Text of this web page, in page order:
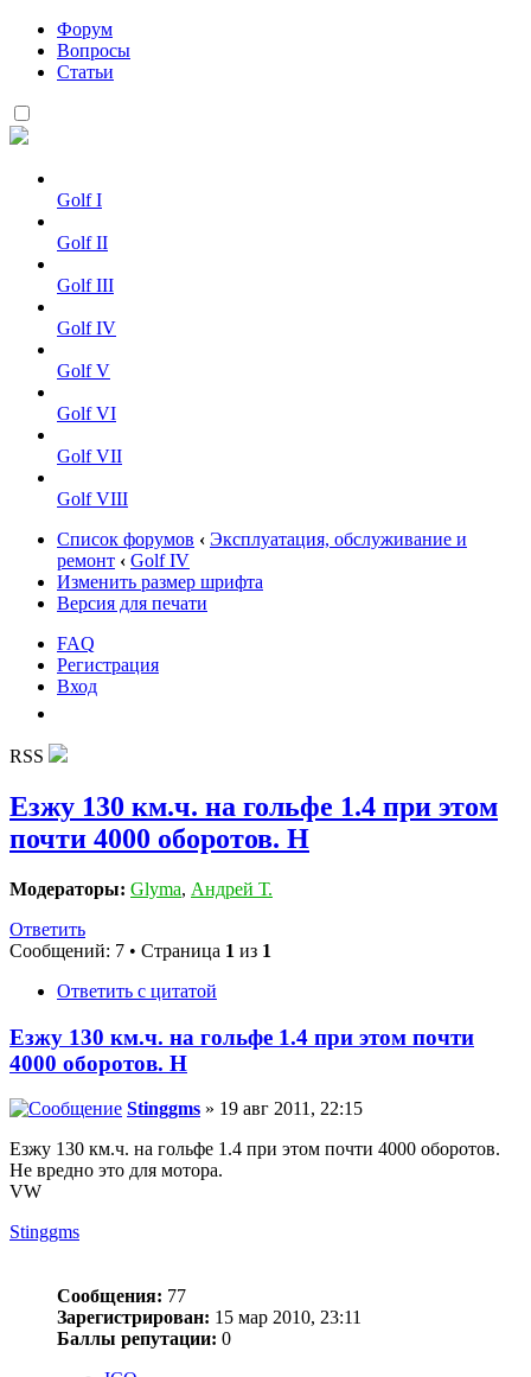
Форум
Вопросы
Статьи
Golf I
Golf II
Golf III
Golf IV
Golf V
Golf VI
Golf VII
Golf VIII
Список форумов ‹ Эксплуатация, обслуживание и
ремонт ‹ Golf IV
Изменить размер шрифта
Версия для печати
FAQ
Регистрация
Вход
RSS
Езжу 130 км.ч. на гольфе 1.4 при этом
почти 4000 оборотов. Н
Модераторы: Glyma, Андрей Т.
Ответить
Сообщений: 7 • Страница 1 из 1
Ответить с цитатой
Езжу 130 км.ч. на гольфе 1.4 при этом почти
4000 оборотов. Н
Stinggms » 19 авг 2011, 22:15
Езжу 130 км.ч. на гольфе 1.4 при этом почти 4000 оборотов.
Не вредно это для мотора.
VW
Stinggms
Сообщения: 77
Зарегистрирован: 15 мар 2010, 23:11
Баллы репутации: 0